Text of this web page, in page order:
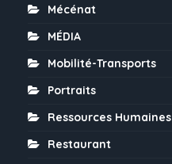
Mécénat
MÉDIA
Mobilité-Transports
Portraits
Ressources Humaines
Restaurant